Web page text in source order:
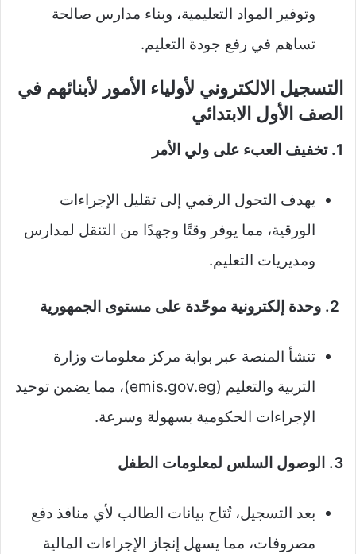
وتوفير المواد التعليمية، وبناء مدارس صالحة
تساهم في رفع جودة التعليم.
التسجيل الالكتروني لأولياء الأمور لأبنائهم في
الصف الأول الابتدائي
1. تخفيف العبء على ولي الأمر
يهدف التحول الرقمي إلى تقليل الإجراءات
الورقية، مما يوفر وقتًا وجهدًا من التنقل لمدارس
ومديريات التعليم.
تنشأ المنصة عبر بوابة مركز معلومات وزارة
التربية والتعليم (emis.gov.eg)، مما يضمن توحيد
الإجراءات الحكومية بسهولة وسرعة.
3. الوصول السلس لمعلومات الطفل
بعد التسجيل، تُتاح بيانات الطالب لأي منافذ دفع
مصروفات، مما يسهل إنجاز الإجراءات المالية